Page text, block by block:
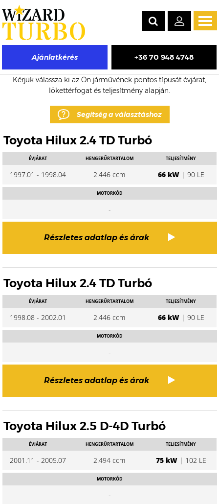
Ajánlatkérés +36 70 948 4748
Toyota Hilux eladó turbó árak
Kérjük válassza ki az Ön járművének pontos típusát évjárat,
lökettérfogat és teljesítmény alapján.
Segítség a választáshoz
Toyota Hilux 2.4 TD Turbó
ÉVJÁRAT
1997.01 - 1998.04
HENGERŰRTARTALOM
2.446 ccm
TELJESÍTMÉNY
66 kW| 90 LE
MOTORKÓD
-
Részletes adatlap és árak
Toyota Hilux 2.4 TD Turbó
ÉVJÁRAT
1998.08 - 2002.01
HENGERŰRTARTALOM
2.446 ccm
TELJESÍTMÉNY
66 kW| 90 LE
MOTORKÓD
-
Részletes adatlap és árak
Toyota Hilux 2.5 D-4D Turbó
ÉVJÁRAT
2001.11 - 2005.07
HENGERŰRTARTALOM
2.494 ccm
TELJESÍTMÉNY
75 kW| 102 LE
MOTORKÓD
-